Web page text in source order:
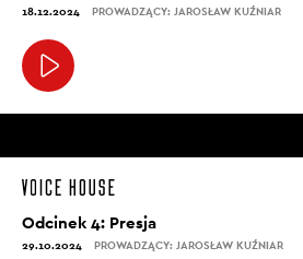
18.12.2024 PROWADZĄCY: JAROSŁAW KUŹNIAR
Odcinek 4: Presja
29.10.2024 PROWADZĄCY: JAROSŁAW KUŹNIAR